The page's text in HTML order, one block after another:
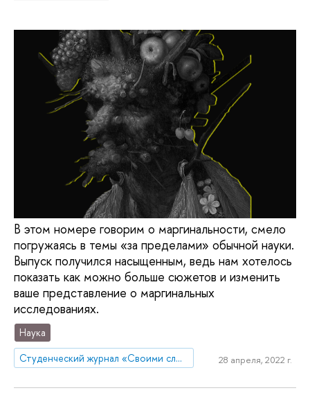
В этом номере говорим о маргинальности, смело
погружаясь в темы «за пределами» обычной науки.
Выпуск получился насыщенным, ведь нам хотелось
показать как можно больше сюжетов и изменить
ваше представление о маргинальных
исследованиях.
Наука
Студенческий журнал «Своими словами»
28 апреля, 2022 г.